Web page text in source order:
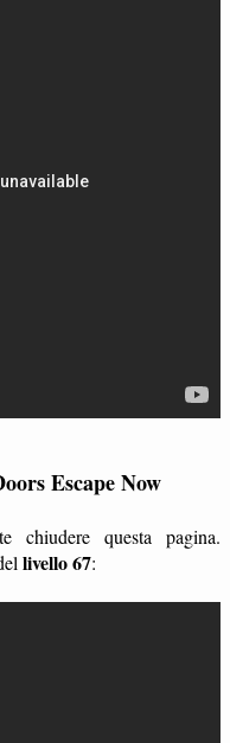
Escape Now
questa pagina.
livello 67: